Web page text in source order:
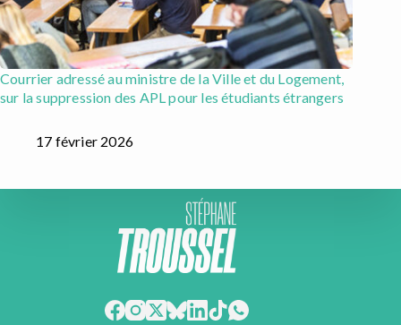
Courrier adressé au ministre de la Ville et du Logement,
sur la suppression des APL pour les étudiants étrangers
17 février 2026